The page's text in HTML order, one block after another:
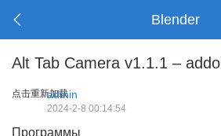
Blender
Alt Tab Camera v1.1.1 –
点击重新加载
admin
2024-2-8 00:14:54
Программы